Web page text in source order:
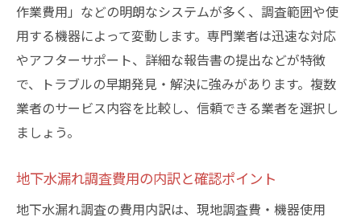
作業費用」などの明朗なシステムが多く、調査範囲や使
用する機器によって変動します。専門業者は迅速な対応
やアフターサポート、詳細な報告書の提出などが特徴
で、トラブルの早期発見・解決に強みがあります。複数
業者のサービス内容を比較し、信頼できる業者を選択し
ましょう。
地下水漏れ調査費用の内訳と確認ポイント
地下水漏れ調査の費用内訳は、現地調査費・機器使用